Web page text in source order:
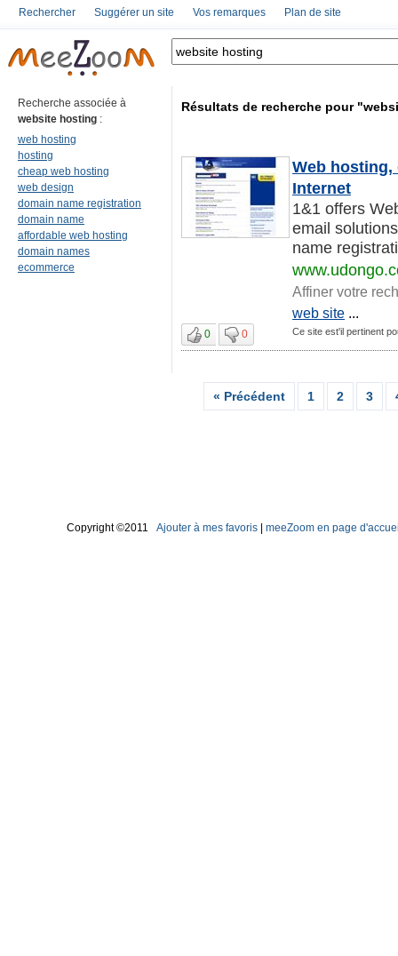
Rechercher Suggérer un site Vos remarques Plan de site
Recherche associée à
website hosting :
web hosting
hosting
cheap web hosting
web design
domain name registration
domain name
affordable web hosting
domain names
ecommerce
Résultats de recherche pour
Web hosting,
Internet
1&1 offers
email
name
Affiner votre
web site ...
0 0 Ce site est'il pertinent
3
2
1
« Précédent
Copyright ©2011 Ajouter à mes favoris meeZoom en page